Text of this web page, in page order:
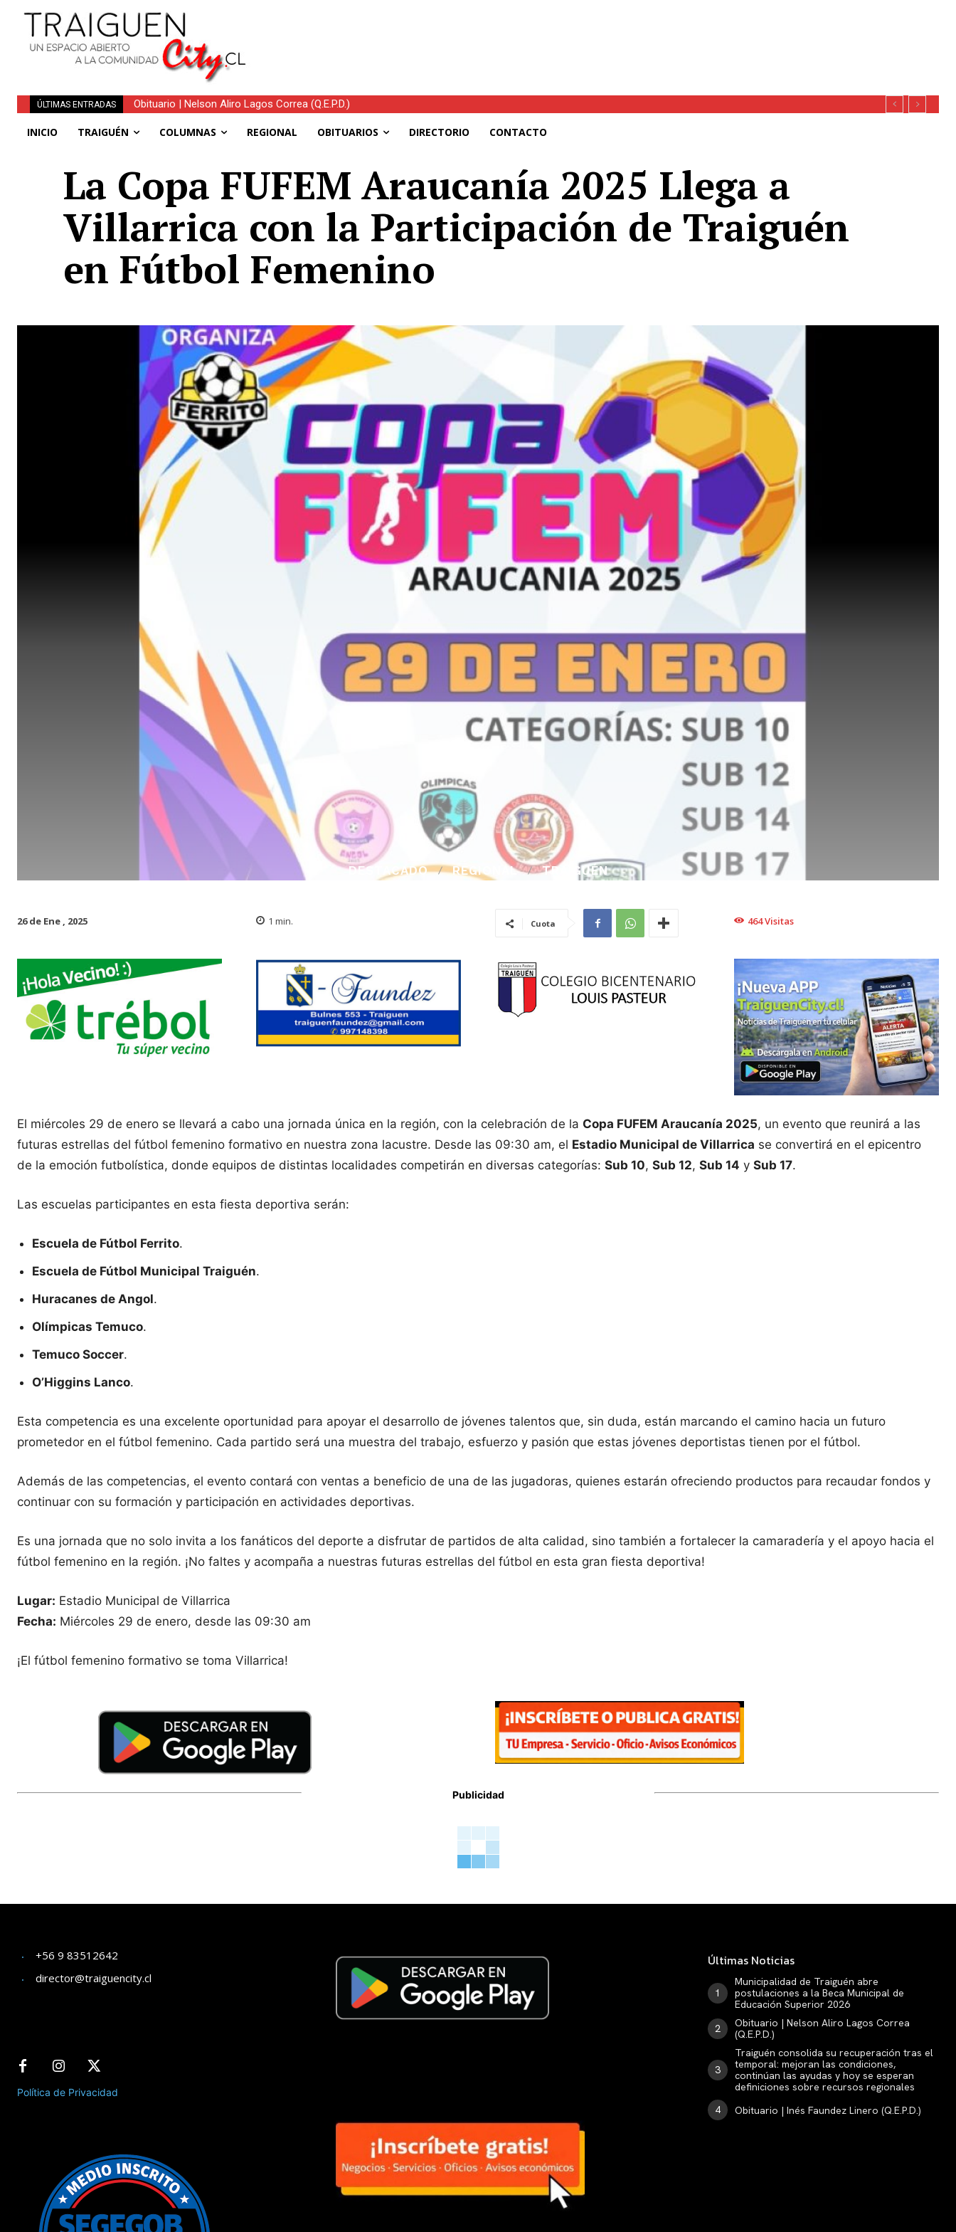
ÚLTIMAS ENTRADAS Obituario | Nelson Aliro Lagos Correa (Q.E.P.D.)
INICIO TRAIGUÉN COLUMNAS REGIONAL OBITUARIOS DIRECTORIO CONTACTO
La Copa FUFEM Araucanía 2025 Llega a
Villarrica con la Participación de Traiguén
en Fútbol Femenino
DESTACADO REGIONAL TRAIGUÉN
26 de Ene , 2025 1 min. Cuota 464Visitas
El miércoles 29 de enero se llevará a cabo una jornada única en la región, con la celebración de la Copa FUFEM Araucanía 2025, un evento que reunirá a las
futuras estrellas del fútbol femenino formativo en nuestra zona lacustre. Desde las 09:30 am, el Estadio Municipal de Villarrica se convertirá en el epicentro
de la emoción futbolística, donde equipos de distintas localidades competirán en diversas categorías: Sub 10, Sub 12, Sub 14 y Sub 17.
Las escuelas participantes en esta fiesta deportiva serán:
Escuela de Fútbol Ferrito.
Escuela de Fútbol Municipal Traiguén.
Huracanes de Angol.
Olímpicas Temuco.
Temuco Soccer.
O’Higgins Lanco.
Esta competencia es una excelente oportunidad para apoyar el desarrollo de jóvenes talentos que, sin duda, están marcando el camino hacia un futuro
prometedor en el fútbol femenino. Cada partido será una muestra del trabajo, esfuerzo y pasión que estas jóvenes deportistas tienen por el fútbol.
Además de las competencias, el evento contará con ventas a beneficio de una de las jugadoras, quienes estarán ofreciendo productos para recaudar fondos y
continuar con su formación y participación en actividades deportivas.
Es una jornada que no solo invita a los fanáticos del deporte a disfrutar de partidos de alta calidad, sino también a fortalecer la camaradería y el apoyo hacia el
fútbol femenino en la región. ¡No faltes y acompaña a nuestras futuras estrellas del fútbol en esta gran fiesta deportiva!
Lugar: Estadio Municipal de Villarrica
Fecha: Miércoles 29 de enero, desde las 09:30 am
¡El fútbol femenino formativo se toma Villarrica!
Publicidad
+56 9 83512642
director@traiguencity.cl
Política de Privacidad
Últimas Noticias
Municipalidad de Traiguén abre
postulaciones a la Beca Municipal de
Educación Superior 2026
Obituario | Nelson Aliro Lagos Correa
(Q.E.P.D.)
Traiguén consolida su recuperación tras el
temporal: mejoran las condiciones,
continúan las ayudas y hoy se esperan
definiciones sobre recursos regionales
Obituario | Inés Faundez Linero (Q.E.P.D.)